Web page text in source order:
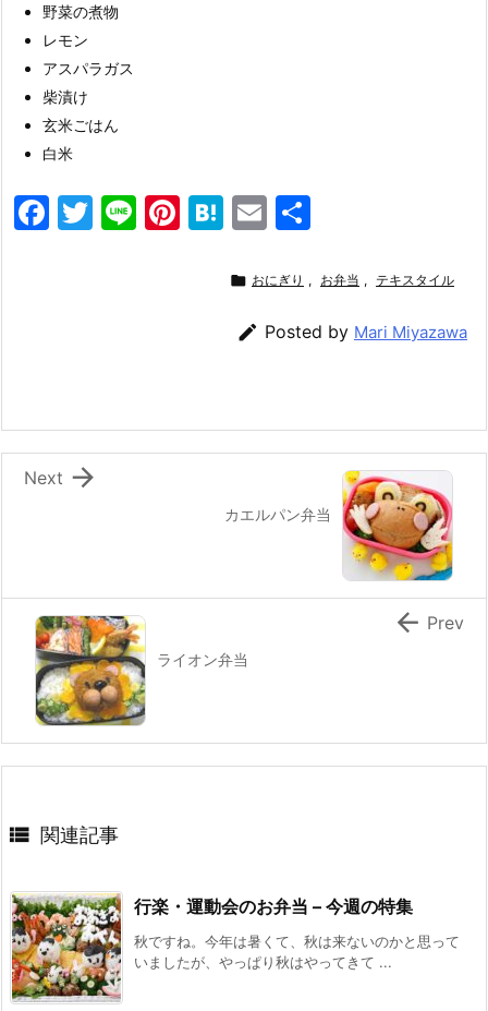
野菜の煮物
レモン
アスパラガス
柴漬け
玄米ごはん
白米
F
o
k
T
Li Pi H
e
a
E
ai
l
 おにぎり , お弁当 , テキスタイル
 Posted by Mari Miyazawa
カエルパン弁当

Next
ライオン弁当
 Prev
 関連記事
行楽・運動会のお弁当 – 今週の特集
秋ですね。今年は暑くて、秋は来ないのかと思って
いましたが、やっぱり秋はやってきて ...